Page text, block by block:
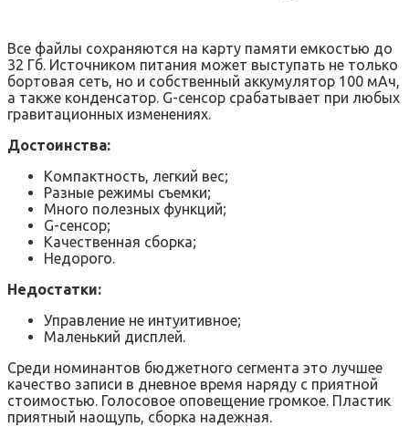
Все файлы сохраняются на карту памяти емкостью до
32 Гб. Источником питания может выступать не только
бортовая сеть, но и собственный аккумулятор 100 мАч,
а также конденсатор. G-сенсор срабатывает при любых
гравитационных изменениях.
Достоинства:
Компактность, легкий вес;
Разные режимы съемки;
Много полезных функций;
G-сенсор;
Качественная сборка;
Недорого.
Недостатки:
Управление не интуитивное;
Маленький дисплей.
Среди номинантов бюджетного сегмента это лучшее
качество записи в дневное время наряду с приятной
стоимостью. Голосовое оповещение громкое. Пластик
приятный наощупь, сборка надежная.